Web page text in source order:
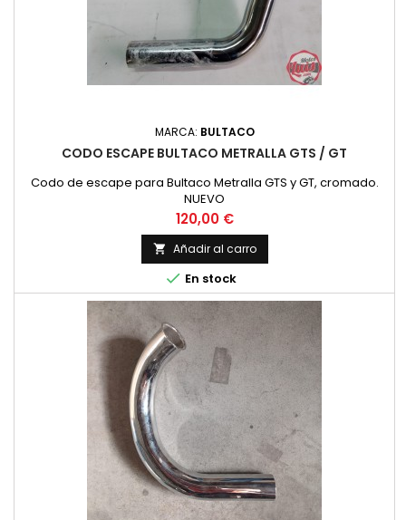
MARCA: BULTACO
CODO ESCAPE BULTACO METRALLA GTS / GT
Codo de escape para Bultaco Metralla GTS y GT, cromado.
NUEVO
Precio
120,00 €
 Añadir al carro
 En stock